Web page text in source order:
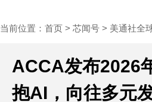
当前位置： 首页 > 芯闻号 > 美通社全
ACCA发布2026
抱AI，向往多元